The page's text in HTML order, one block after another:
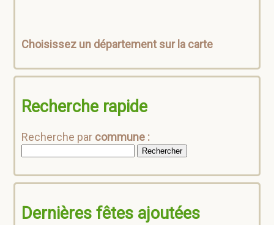
Choisissez un département sur la carte
Recherche rapide
Recherche par commune :
Dernières fêtes ajoutées